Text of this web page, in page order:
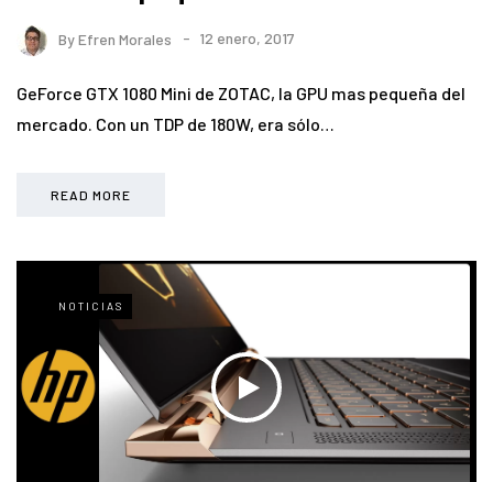
ByEfren Morales 12 enero, 2017
GeForce GTX 1080 Mini de ZOTAC, la GPU mas pequeña del
mercado. Con un TDP de 180W, era sólo…
READ MORE
NOTICIAS